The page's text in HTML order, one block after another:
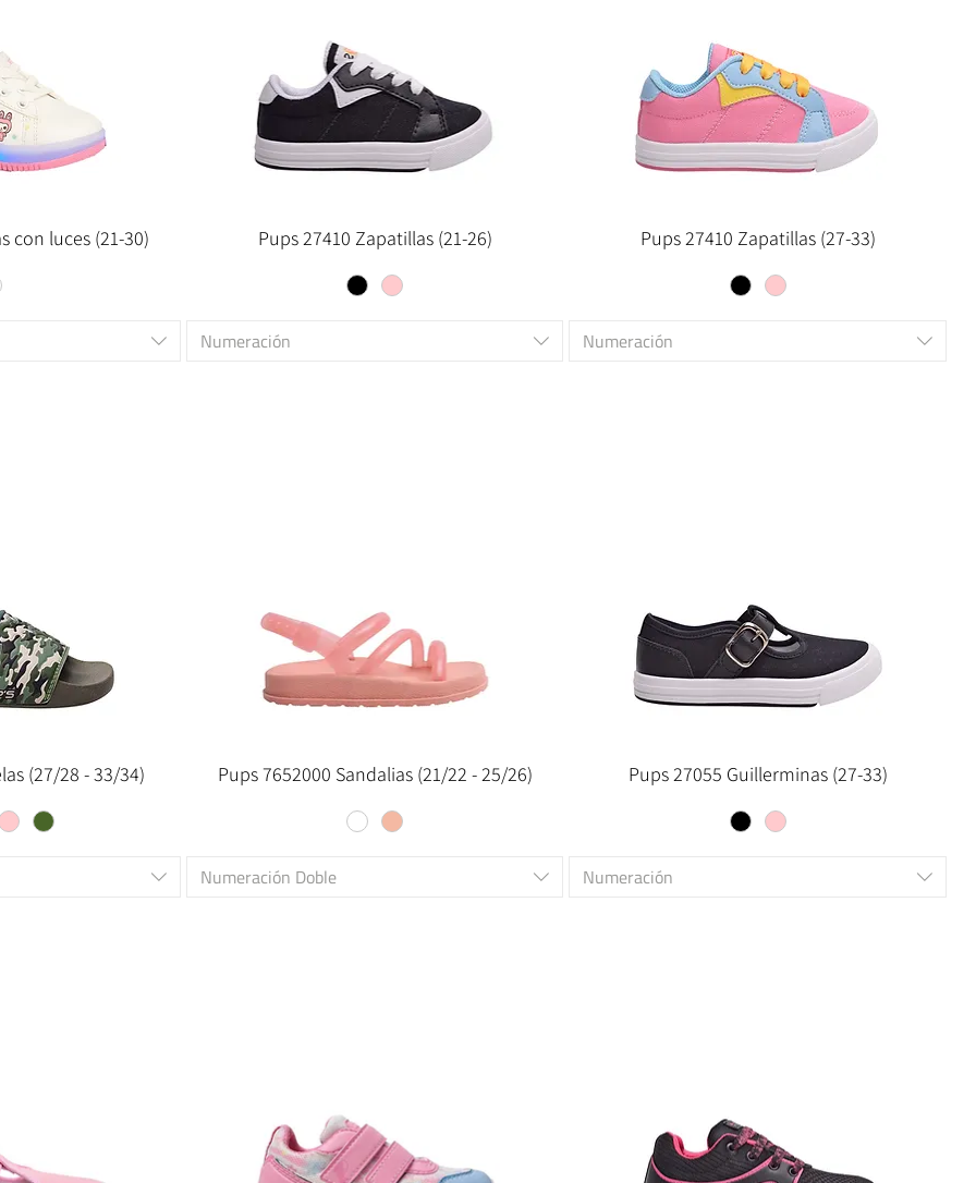
con luces (21-30) Pups 27410 Zapatillas (21-26)
Numeración
Pups 27410 Zapatillas (27-33)
Numeración
(27/28 - 33/34) Pups 7652000 Sandalias (21/22 - 25/26)
Numeración Doble
Pups 27055 Guillerminas (27-33)
Numeración